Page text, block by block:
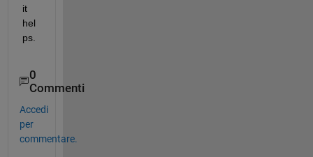
it
hel
ps.
0
Commenti
Accedi
per
commentare.